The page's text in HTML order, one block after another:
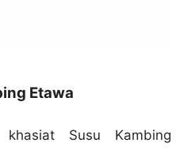
Etawa
khasiat Susu Kambing